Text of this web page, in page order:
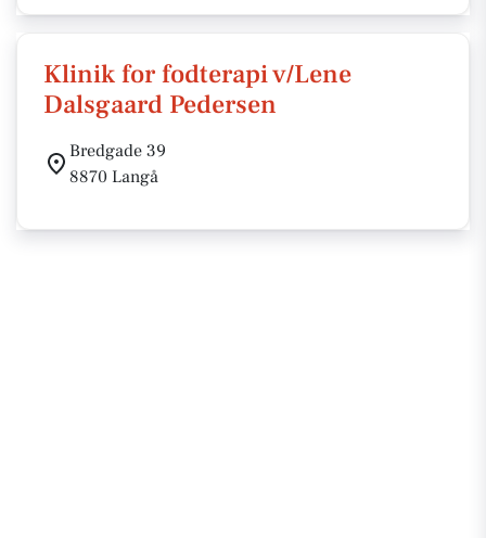
Klinik for fodterapi v/Lene
Dalsgaard Pedersen
Bredgade 39
8870 Langå